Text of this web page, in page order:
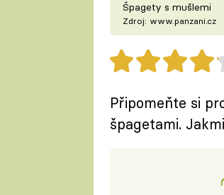
Špagety s mušlemi
Zdroj: www.panzani.cz
Připomeňte si
špagetami.